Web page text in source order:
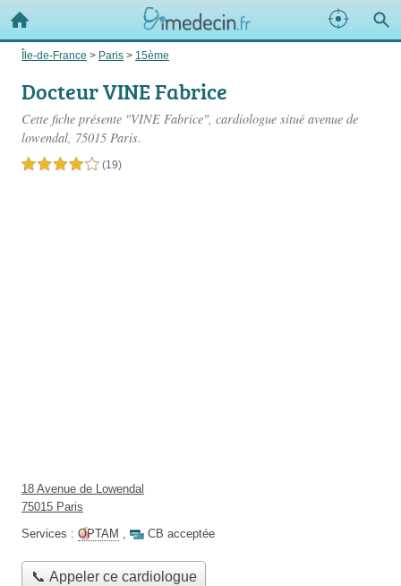
Île-de-France > Paris > 15ème
Docteur VINE Fabrice
Cette fiche présente "VINE Fabrice", cardiologue situé avenue de
lowendal, 75015 Paris.
4,0 étoiles sur 5 (19)
18 Avenue de Lowendal
75015 Paris
Services : OPTAM , CB acceptée
📞 Appeler ce cardiologue